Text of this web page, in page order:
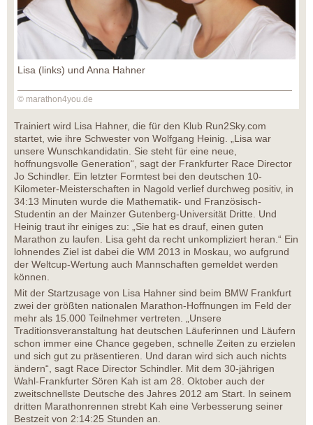
Lisa (links) und Anna Hahner
© marathon4you.de
Trainiert wird Lisa Hahner, die für den Klub Run2Sky.com
startet, wie ihre Schwester von Wolfgang Heinig. „Lisa war
unsere Wunschkandidatin. Sie steht für eine neue,
hoffnungsvolle Generation“, sagt der Frankfurter Race Director
Jo Schindler. Ein letzter Formtest bei den deutschen 10-
Kilometer-Meisterschaften in Nagold verlief durchweg positiv, in
34:13 Minuten wurde die Mathematik- und Französisch-
Studentin an der Mainzer Gutenberg-Universität Dritte. Und
Heinig traut ihr einiges zu: „Sie hat es drauf, einen guten
Marathon zu laufen. Lisa geht da recht unkompliziert heran.“ Ein
lohnendes Ziel ist dabei die WM 2013 in Moskau, wo aufgrund
der Weltcup-Wertung auch Mannschaften gemeldet werden
können.
Mit der Startzusage von Lisa Hahner sind beim BMW Frankfurt
zwei der größten nationalen Marathon-Hoffnungen im Feld der
mehr als 15.000 Teilnehmer vertreten. „Unsere
Traditionsveranstaltung hat deutschen Läuferinnen und Läufern
schon immer eine Chance gegeben, schnelle Zeiten zu erzielen
und sich gut zu präsentieren. Und daran wird sich auch nichts
ändern“, sagt Race Director Schindler. Mit dem 30-jährigen
Wahl-Frankfurter Sören Kah ist am 28. Oktober auch der
zweitschnellste Deutsche des Jahres 2012 am Start. In seinem
dritten Marathonrennen strebt Kah eine Verbesserung seiner
Bestzeit von 2:14:25 Stunden an.